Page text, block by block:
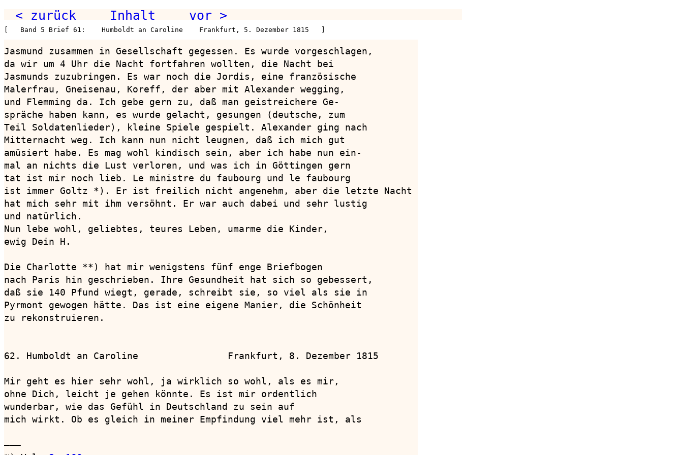
< zurück Inhalt vor >
[   Band 5 Brief 61:    Humboldt an Caroline    Frankfurt, 5. Dezember 1815   ]
Jasmund zusammen in Gesellschaft gegessen. Es wurde vorgeschlagen,
da wir um 4 Uhr die Nacht fortfahren wollten, die Nacht bei
Jasmunds zuzubringen. Es war noch die Jordis, eine französische
Malerfrau, Gneisenau, Koreff, der aber mit Alexander wegging,
und Flemming da. Ich gebe gern zu, daß man geistreichere Ge-
spräche haben kann, es wurde gelacht, gesungen (deutsche, zum
Teil Soldatenlieder), kleine Spiele gespielt. Alexander ging nach
Mitternacht weg. Ich kann nun nicht leugnen, daß ich mich gut
amüsiert habe. Es mag wohl kindisch sein, aber ich habe nun ein-
mal an nichts die Lust verloren, und was ich in Göttingen gern
tat ist mir noch lieb. Le ministre du faubourg und le faubourg
ist immer Goltz *). Er ist freilich nicht angenehm, aber die letzte Nacht
hat mich sehr mit ihm versöhnt. Er war auch dabei und sehr lustig
und natürlich.
Nun lebe wohl, geliebtes, teures Leben, umarme die Kinder,
ewig Dein H.
Die Charlotte **) hat mir wenigstens fünf enge Briefbogen
nach Paris hin geschrieben. Ihre Gesundheit hat sich so gebessert,
daß sie 140 Pfund wiegt, gerade, schreibt sie, so viel als sie in
Pyrmont gewogen hätte. Das ist eine eigene Manier, die Schönheit
zu rekonstruieren.
62. Humboldt an Caroline                Frankfurt, 8. Dezember 1815
Mir geht es hier sehr wohl, ja wirklich so wohl, als es mir,
ohne Dich, leicht je gehen könnte. Es ist mir ordentlich
wunderbar, wie das Gefühl in Deutschland zu sein auf
mich wirkt. Ob es gleich in meiner Empfindung viel mehr ist, als
———